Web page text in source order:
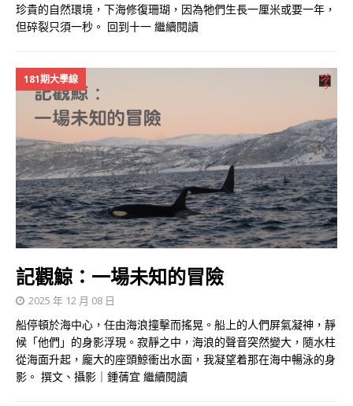
珍貴的自然環境，下海修復珊瑚，因為牠們生長一厘米或要一年，
但碎裂只須一秒。 回到十一 繼續閱讀
181期大學線
記觀鯨：一場未知的冒險
2025 年 12 月 08 日
船停頓於海中心，任由海浪撞擊而搖晃。船上的人們屏氣凝神，靜
候「他們」的身影浮現。寂靜之中，海浪的聲音突然變大，隨水柱
從海面升起，龐大的座頭鯨衝出水面，我凝望着那在海中暢泳的身
影。 撰文、攝影｜鍾蒨宜 繼續閱讀